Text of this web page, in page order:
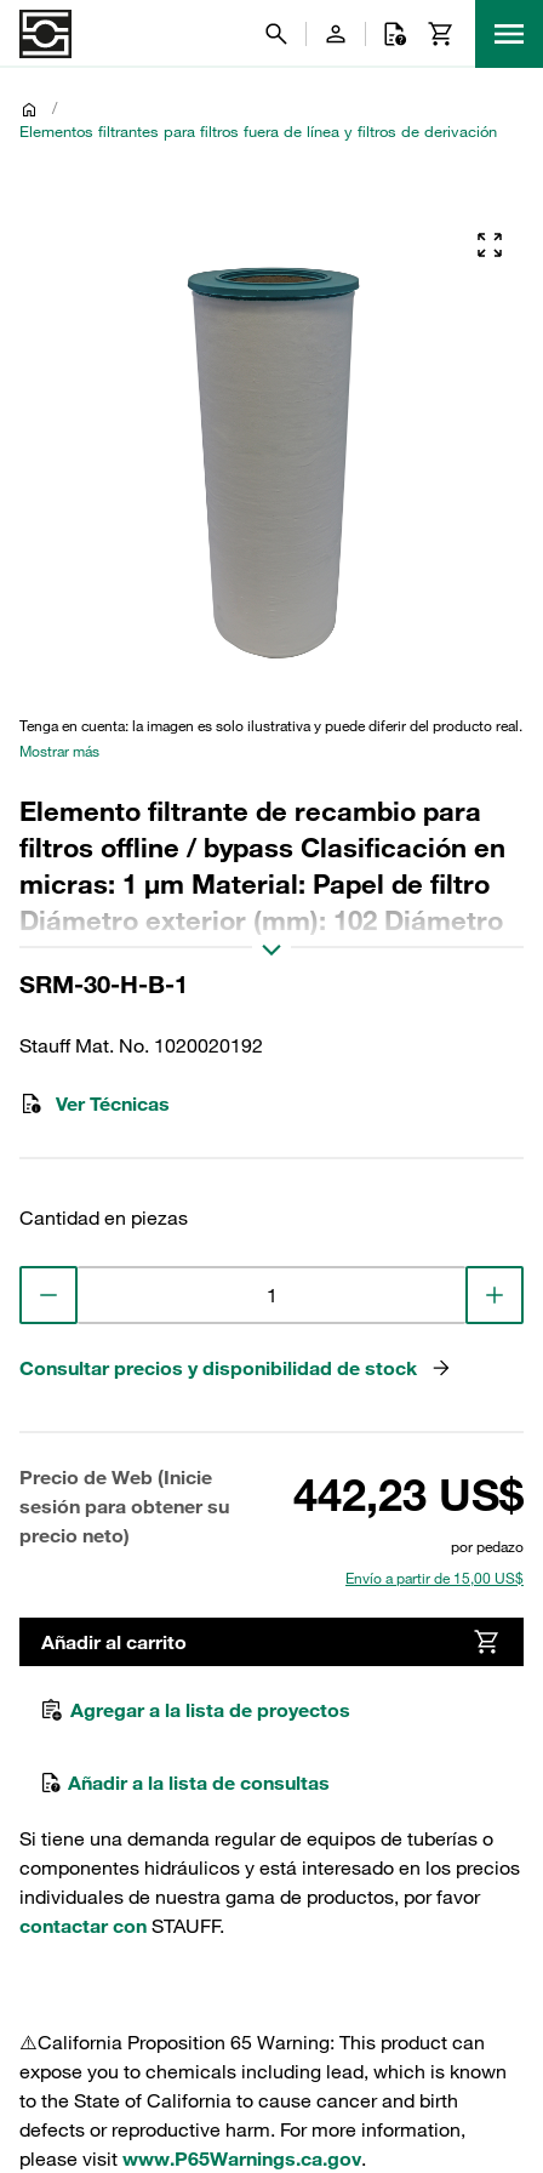
/
Elementos filtrantes para filtros fuera de línea y filtros de derivación
Tenga en cuenta: la imagen es solo ilustrativa y puede diferir del producto real.
Mostrar más
Elemento filtrante de recambio para
filtros offline / bypass Clasificación en
micras: 1 µm Material: Papel de filtro
Diámetro exterior (mm): 102 Diámetro
interior (mm): 63,5 Longitud (mm): 304
Sellado: NBR, relación β >200
SRM-30-H-B-1
Stauff Mat. No. 1020020192
Ver Técnicas
Cantidad en piezas
Consultar precios y disponibilidad de stock
Precio de Web (Inicie
sesión para obtener su
precio neto)
442,23 US$
por pedazo
Envío a partir de 15,00 US$
Añadir al carrito
Agregar a la lista de proyectos
Añadir a la lista de consultas
Si tiene una demanda regular de equipos de tuberías o
componentes hidráulicos y está interesado en los precios
individuales de nuestra gama de productos, por favor
contactar con STAUFF.
⚠️California Proposition 65 Warning: This product can
expose you to chemicals including lead, which is known
to the State of California to cause cancer and birth
defects or reproductive harm. For more information,
please visit www.P65Warnings.ca.gov.